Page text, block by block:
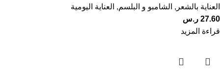
العناية بالشعر , الشامبو و البلسم, العناية اليومية
27.60 ر.س
قراءة المزيد